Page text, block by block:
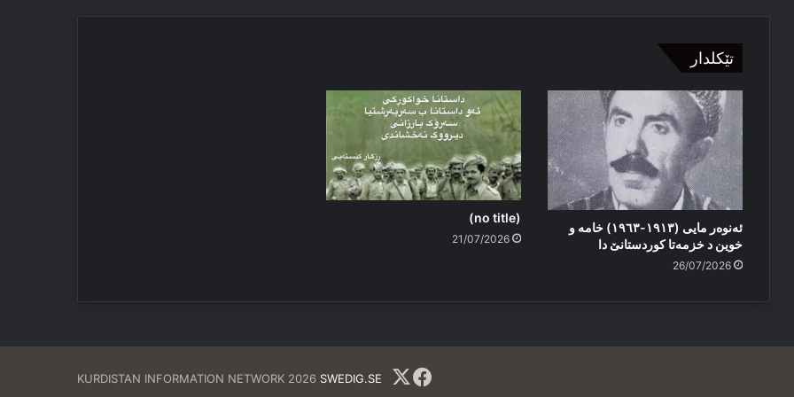
تێکلدار
ئەنوەر مایی (١٩١٣-١٩٦٣) خامە و
خوین د خزمەتا کوردستانێ دا
26/07/2026
(no title)
21/07/2026
KURDISTAN INFORMATION NETWORK 2026 SWEDIG.SE
Facebook
X